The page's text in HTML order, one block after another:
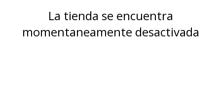
La tienda se encuentra
momentaneamente desactivada